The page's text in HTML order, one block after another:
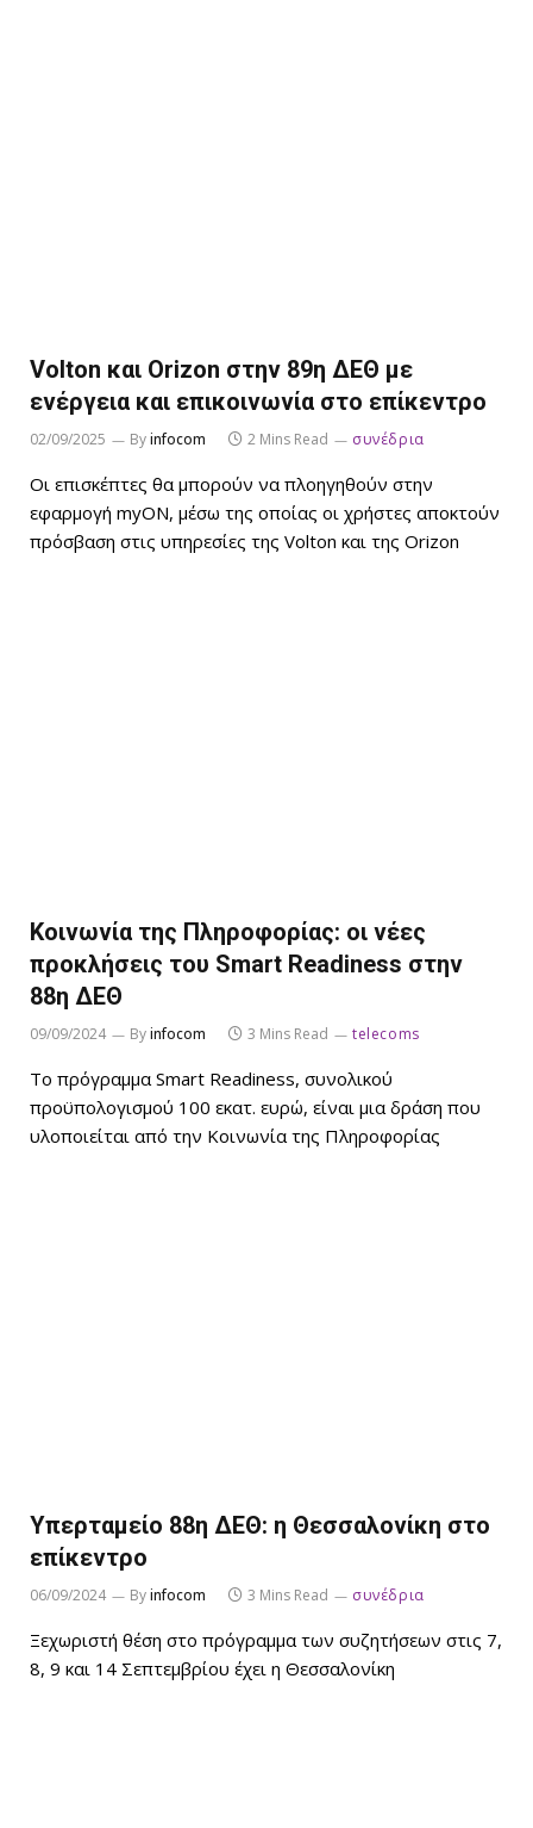
Volton και Orizon στην 89η ΔΕΘ με
ενέργεια και επικοινωνία στο επίκεντρο
02/09/2025 Byinfocom 2 Mins Read συνέδρια
Οι επισκέπτες θα μπορούν να πλοηγηθούν στην
εφαρμογή myON, μέσω της οποίας οι χρήστες αποκτούν
πρόσβαση στις υπηρεσίες της Volton και της Orizon
Κοινωνία της Πληροφορίας: οι νέες
προκλήσεις του Smart Readiness στην
88η ΔΕΘ
09/09/2024 Byinfocom 3 Mins Read telecoms
Το πρόγραμμα Smart Readiness, συνολικού
προϋπολογισμού 100 εκατ. ευρώ, είναι μια δράση που
υλοποιείται από την Κοινωνία της Πληροφορίας
Υπερταμείο 88η ΔΕΘ: η Θεσσαλονίκη στο
επίκεντρο
06/09/2024 Byinfocom 3 Mins Read συνέδρια
Ξεχωριστή θέση στο πρόγραμμα των συζητήσεων στις 7,
8, 9 και 14 Σεπτεμβρίου έχει η Θεσσαλονίκη